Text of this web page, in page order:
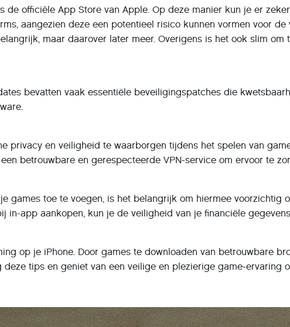
officiële App Store van Apple. Op deze manier kun je er
aangezien deze een potentieel risico kunnen vormen voor
maar daarover later meer. Overigens is het ook slim
bevatten vaak essentiële beveiligingspatches die
privacy en veiligheid te waarborgen tijdens het spelen van
betrouwbare en gerespecteerde VPN-service om ervoor te
games toe te voegen, is het belangrijk om hiermee
app aankopen, kun je de veiligheid van je financiële
op je iPhone. Door games te downloaden van betrouwbare
tips en geniet van een veilige en plezierige game-ervaring